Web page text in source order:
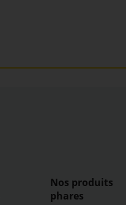
Nos produits
phares